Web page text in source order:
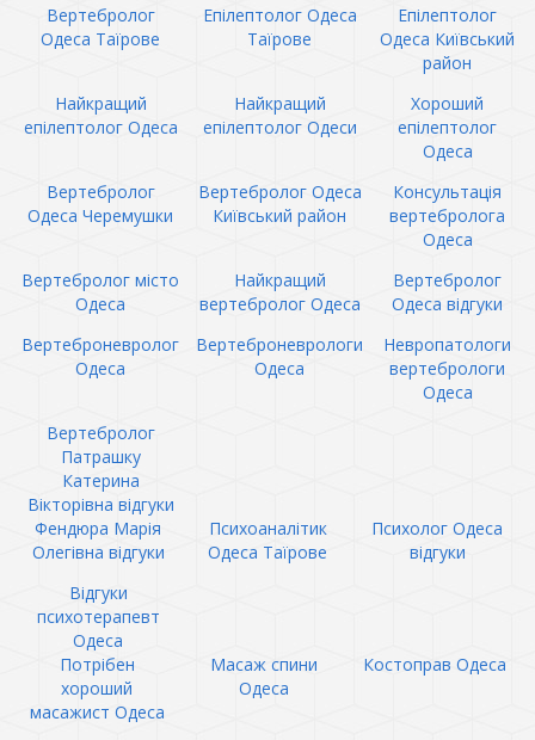
Вертебролог
Одеса Таїрове
Епілептолог Одеса
Таїрове
Епілептолог
Одеса Київський
район
Найкращий
епілептолог Одеса
Найкращий
епілептолог Одеси
Хороший
епілептолог
Одеса
Вертебролог
Одеса Черемушки
Вертебролог Одеса
Київський район
Консультація
вертебролога
Одеса
Вертебролог місто
Одеса
Найкращий
вертебролог Одеса
Вертебролог
Одеса відгуки
Вертеброневролог
Одеса
Вертеброневрологи
Одеса
Невропатологи
вертебрологи
Одеса
Вертебролог
Патрашку
Катерина
Вікторівна відгуки
Фендюра Марія
Олегівна відгуки
Психоаналітик
Одеса Таїрове
Психолог Одеса
відгуки
Відгуки
психотерапевт
Одеса
Потрібен
хороший
масажист Одеса
Масаж спини
Одеса
Костоправ Одеса